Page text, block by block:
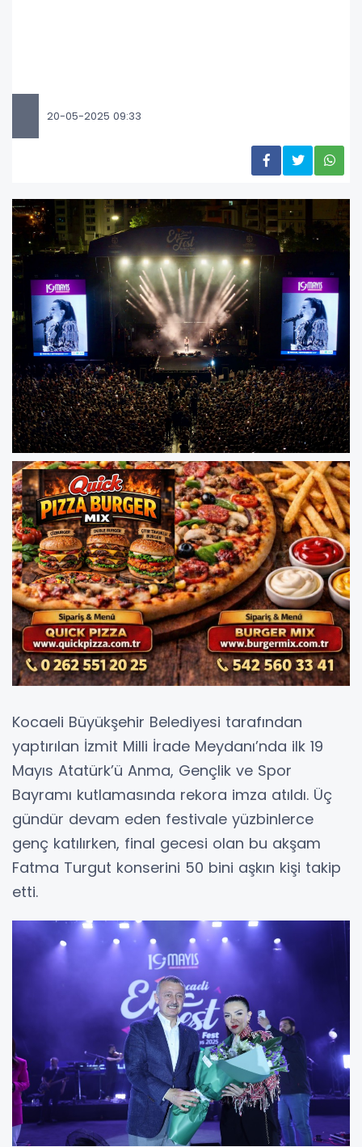
20-05-2025 09:33
Kocaeli Büyükşehir Belediyesi tarafından
yaptırılan İzmit Milli İrade Meydanı’nda ilk 19
Mayıs Atatürk’ü Anma, Gençlik ve Spor
Bayramı kutlamasında rekora imza atıldı. Üç
gündür devam eden festivale yüzbinlerce
genç katılırken, final gecesi olan bu akşam
Fatma Turgut konserini 50 bini aşkın kişi takip
etti.